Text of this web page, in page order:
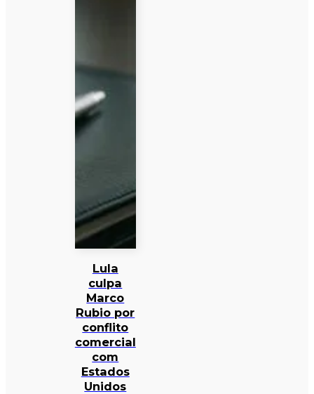
Lula
culpa
Marco
Rubio por
conflito
comercial
com
Estados
Unidos